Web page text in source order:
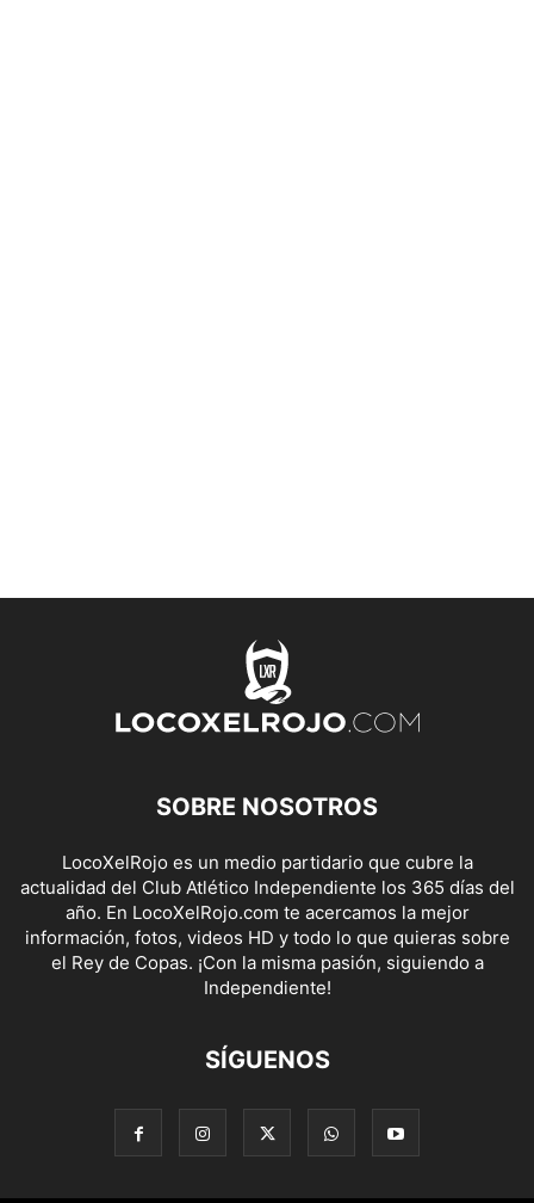
SOBRE NOSOTROS
LocoXelRojo es un medio partidario que cubre la
actualidad del Club Atlético Independiente los 365 días del
año. En LocoXelRojo.com te acercamos la mejor
información, fotos, videos HD y todo lo que quieras sobre
el Rey de Copas. ¡Con la misma pasión, siguiendo a
Independiente!
SÍGUENOS